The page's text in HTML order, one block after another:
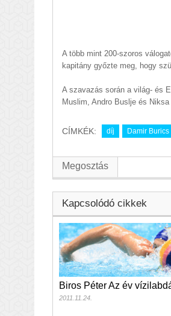
A több mint 200-szoros
kapitány győzte meg, hogy
A szavazás során a világ- és
Muslim, Andro Buslje és Niksa
CÍMKÉK: díj Damir Burics
Megosztás
Kapcsolódó cikkek
Biros Péter Az év
2011.11.24.